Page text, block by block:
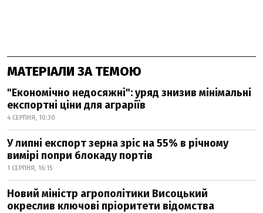
МАТЕРІАЛИ ЗА ТЕМОЮ
"Економічно недосяжні": уряд знизив мінімальні
експортні ціни для аграріїв
4 СЕРПНЯ, 10:30
У липні експорт зерна зріс на 55% в річному
вимірі попри блокаду портів
1 СЕРПНЯ, 16:15
Новий міністр агрополітики Висоцький
окреслив ключові пріоритети відомства